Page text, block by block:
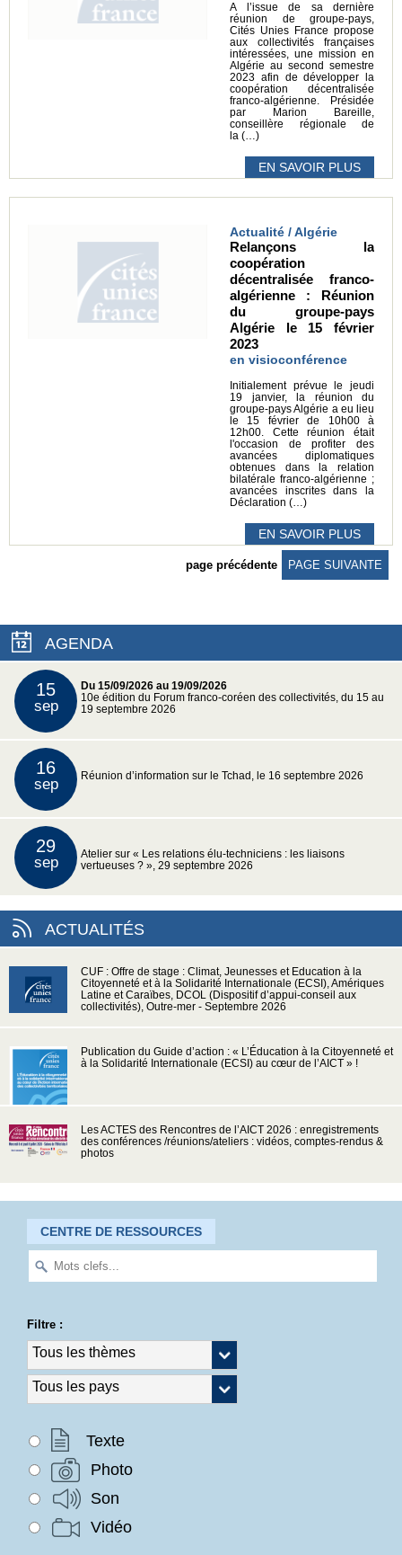
A l’issue de sa dernière
réunion de groupe-pays,
Cités Unies France propose
aux collectivités françaises
intéressées, une mission en
Algérie au second semestre
2023 afin de développer la
coopération décentralisée
franco-algérienne. Présidée
par Marion Bareille,
conseillère régionale de
la (…)
EN SAVOIR PLUS
Actualité / Algérie
Relançons la
coopération
décentralisée franco-
algérienne : Réunion
du groupe-pays
Algérie le 15 février
2023
en visioconférence
Initialement prévue le jeudi
19 janvier, la réunion du
groupe-pays Algérie a eu lieu
le 15 février de 10h00 à
12h00. Cette réunion était
l'occasion de profiter des
avancées diplomatiques
obtenues dans la relation
bilatérale franco-algérienne ;
avancées inscrites dans la
Déclaration (…)
EN SAVOIR PLUS
page précédente PAGE SUIVANTE
AGENDA
15
sep
Du 15/09/2026 au 19/09/2026
10e édition du Forum franco-coréen des collectivités, du 15 au
19 septembre 2026
16
sep Réunion d’information sur le Tchad, le 16 septembre 2026
29
sep
Atelier sur « Les relations élu-techniciens : les liaisons
vertueuses ? », 29 septembre 2026
ACTUALITÉS
CUF : Offre de stage : Climat, Jeunesses et Education à la
Citoyenneté et à la Solidarité Internationale (ECSI), Amériques
Latine et Caraïbes, DCOL (Dispositif d’appui-conseil aux
collectivités), Outre-mer - Septembre 2026
Publication du Guide d’action : « L’Éducation à la Citoyenneté et
à la Solidarité Internationale (ECSI) au cœur de l’AICT » !
Les ACTES des Rencontres de l’AICT 2026 : enregistrements
des conférences /réunions/ateliers : vidéos, comptes-rendus &
photos
CENTRE DE RESSOURCES
Filtre :
Texte
Photo
Son
Vidéo